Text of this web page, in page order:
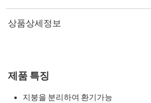
상품상세정보
제품 특징
지붕을 분리하여 환기가능